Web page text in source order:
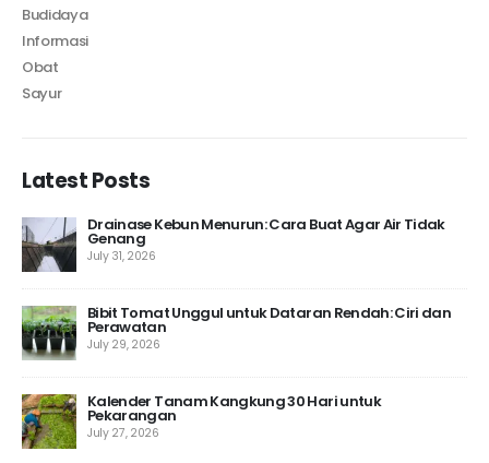
Budidaya
Informasi
Obat
Sayur
Latest Posts
Drainase Kebun Menurun: Cara Buat Agar Air Tidak
Genang
July 31, 2026
Bibit Tomat Unggul untuk Dataran Rendah: Ciri dan
Perawatan
July 29, 2026
Kalender Tanam Kangkung 30 Hari untuk
Pekarangan
July 27, 2026